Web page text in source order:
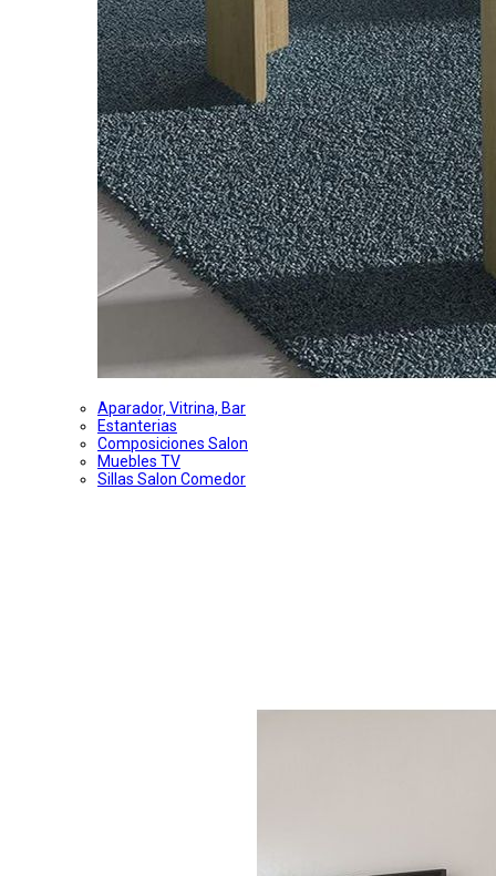
Aparador, Vitrina, Bar
Estanterias
Composiciones Salon
Muebles TV
Sillas Salon Comedor